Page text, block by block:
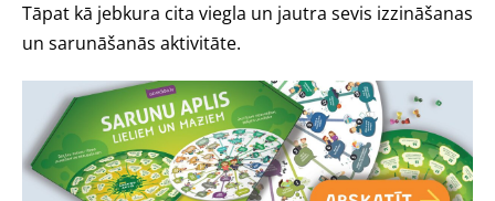
Tāpat kā jebkura cita viegla un jautra sevis izzināšanas
un sarunāšanās aktivitāte.